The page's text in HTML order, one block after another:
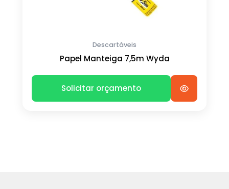
Descartáveis
Papel Manteiga 7,5m Wyda
Solicitar orçamento